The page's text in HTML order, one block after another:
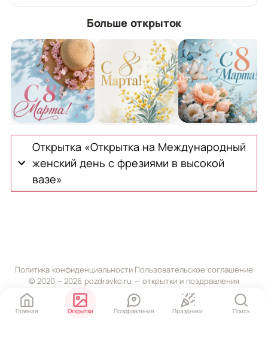
Больше открыток
Открытка «Открытка на Международный
женский день с фрезиями в высокой
вазе»
Политика конфиденциальности Пользовательское соглашение
© 2020 ‒ 2026 pozdravko.ru — открытки и поздравления
Главная Открытки Поздравления Праздники Поиск